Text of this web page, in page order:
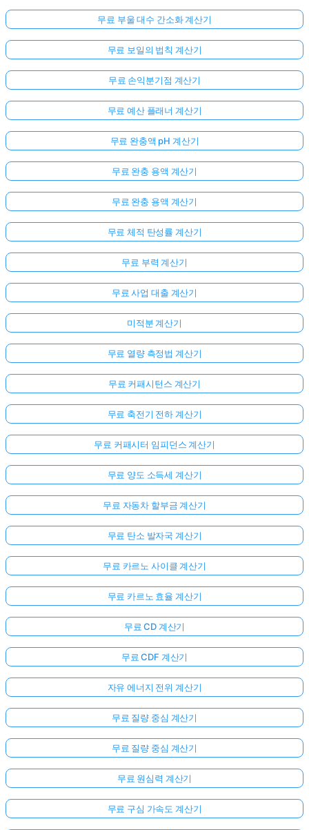
무료 부울 대수 간소화 계산기
무료 보일의 법칙 계산기
무료 손익분기점 계산기
무료 예산 플래너 계산기
무료 완충액 pH 계산기
무료 완충 용액 계산기
무료 완충 용액 계산기
무료 체적 탄성률 계산기
무료 부력 계산기
무료 사업 대출 계산기
미적분 계산기
무료 열량 측정법 계산기
무료 커패시턴스 계산기
무료 축전기 전하 계산기
무료 커패시터 임피던스 계산기
무료 양도 소득세 계산기
무료 자동차 할부금 계산기
무료 탄소 발자국 계산기
무료 카르노 사이클 계산기
무료 카르노 효율 계산기
무료 CD 계산기
무료 CDF 계산기
자유 에너지 전위 계산기
무료 질량 중심 계산기
무료 질량 중심 계산기
무료 원심력 계산기
무료 구심 가속도 계산기